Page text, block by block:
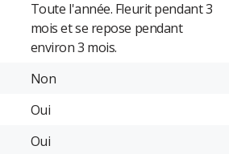
Toute l'année. Fleurit pendant 3
mois et se repose pendant
environ 3 mois.
Non
Oui
Oui